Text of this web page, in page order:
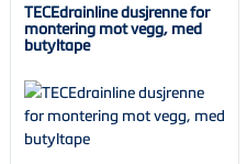
TECEdrainline dusjrenne for
montering mot vegg, med
butyltape